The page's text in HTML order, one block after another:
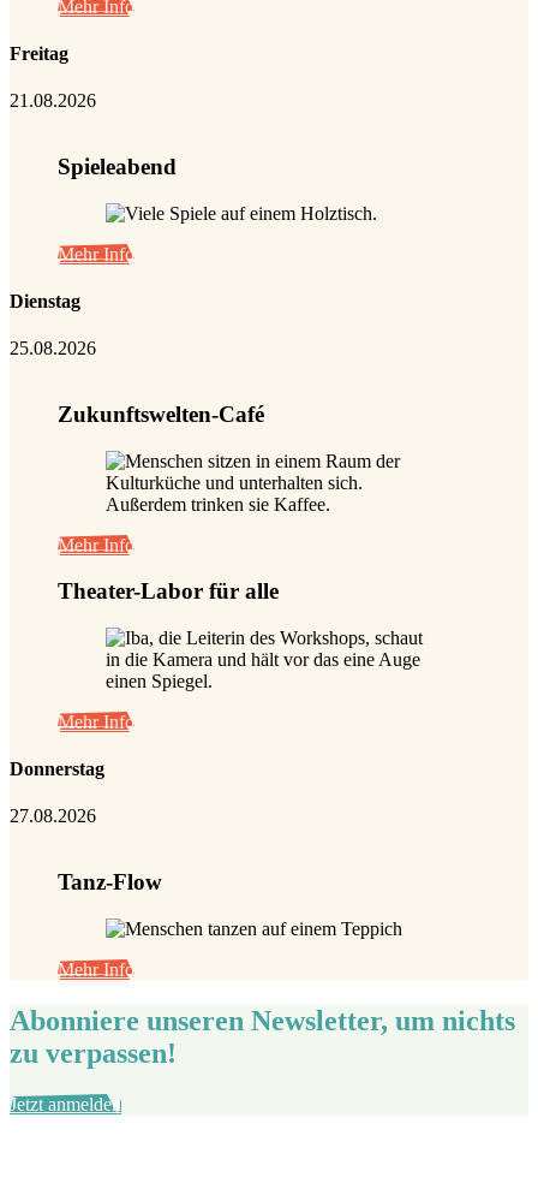
Mehr Info
Freitag
21.08.2026
Spieleabend
Mehr Info
Dienstag
25.08.2026
Zukunftswelten-Café
Mehr Info
Theater-Labor für alle
Mehr Info
Donnerstag
27.08.2026
Tanz-Flow
Mehr Info
Abonniere unseren Newsletter, um nichts
zu verpassen!
Jetzt anmelden